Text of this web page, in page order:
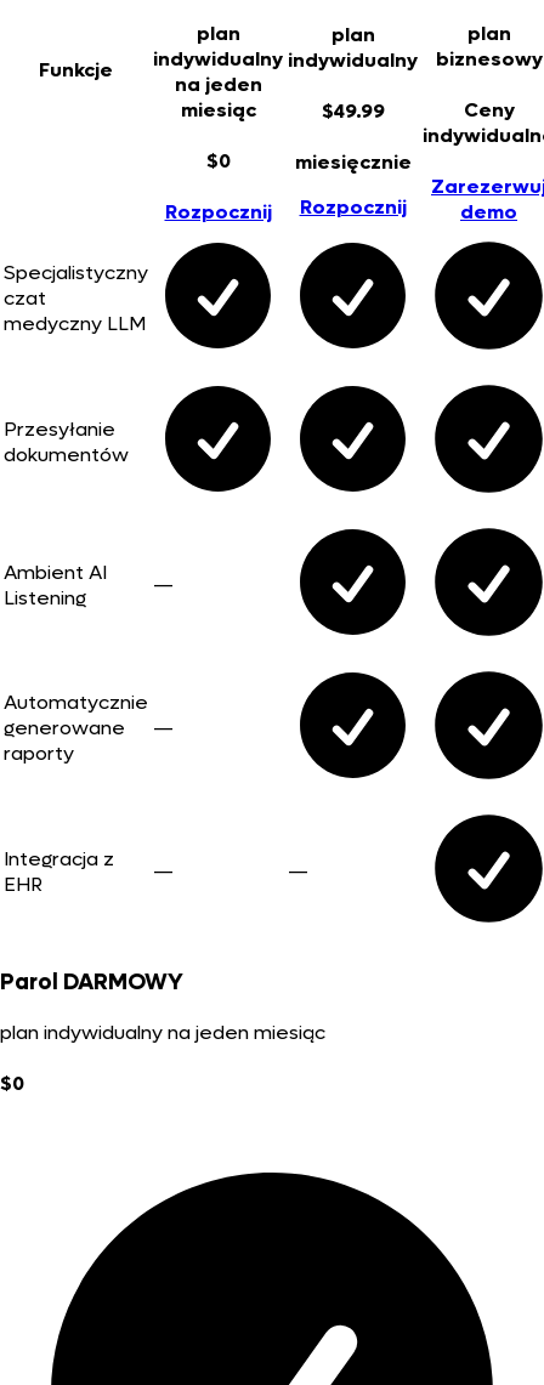
Funkcje
plan
indywidualny
na jeden
miesiąc
$0
Rozpocznij
plan
indywidualny
$49.99
miesięcznie
Rozpocznij
plan
biznesowy
Ceny
demo
Specjalistyczny
czat
medyczny LLM
Przesyłanie
dokumentów
Ambient AI
Listening
—
Automatycznie
generowane
raporty
—
Integracja z
EHR
— —
Parol DARMOWY
plan indywidualny na jeden miesiąc
$0